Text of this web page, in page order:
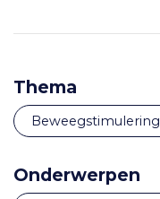
Thema
Beweegstimulering
Onderwerpen